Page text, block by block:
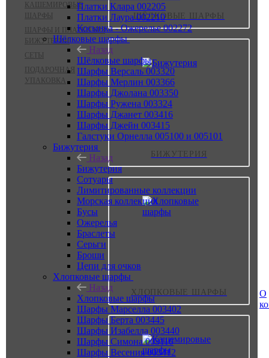
КАШЕМИРОВЫЕ
ШАРФЫ
ШАРФЫ И ПЛАТКИ БЕЗ
БИЖУТЕРИИ
СЕТЫ
ПОДАРОЧНАЯ
УПАКОВКА
ШЁЛКОВЫЕ ШАРФЫ
БИЖУТЕРИЯ
ХЛОПКОВЫЕ ШАРФЫ
О
Платки Клара 002205
Платки Лаура 002210
Косынка - Ожерелье 002272
Шёлковые шарфы
Назад
Шёлковые шарфы
Шарфы Версаль 003320
Шарфы Мерлин 003366
Шарфы Джолана 003350
Шарфы Ружена 003324
Шарфы Джанет 003416
Шарфы Джейн 003415
Галстуки Орнелла 005100 и 005101
Бижутерия
Назад
Бижутерия
Сотуары
Лимитированные коллекции
Морская коллекция
Бусы
Ожерелья
Браслеты
Серьги
Броши
Цепи для очков
Хлопковые шарфы
Назад
Хлопковые шарфы
Шарфы Марселла 003402
Шарфы Берта 003445
Шарфы Изабелла 003440
Шарфы Симона 003110
Шарфы Весения 003412